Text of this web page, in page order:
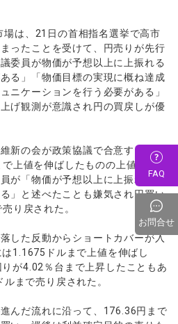
は、21日の首相指名選挙で高市
ったことを受けて、円売りが先行
委員が物価が予想以上に上振れる
る」「物価目標の実現に概ね達成
ニケーションを行う必要がある」
げ観測が意識され円の買戻しが優
新の会が政策協議で合意する期待
上値を伸ばしたものの上値は重た
が「物価が予想以上に上振れるリ
」と述べたことも嫌気され円買い
り戻された。
した反動からショートカバーが入
1.1675ドルまで上値を伸ばし
が4.02％台まで上昇したこともあ
まで売り戻された。
んだ流れに沿って、176.36円まで
FAQ
お問合せ